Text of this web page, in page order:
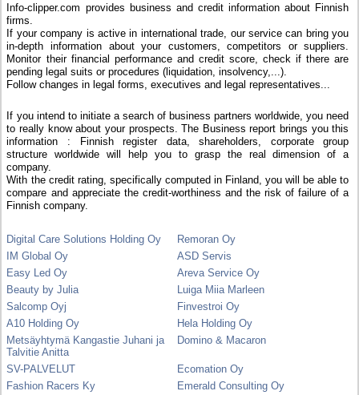
Info-clipper.com provides business and credit information about Finnish
firms.
If your company is active in international trade, our service can bring you
in-depth information about your customers, competitors or suppliers.
Monitor their financial performance and credit score, check if there are
pending legal suits or procedures (liquidation, insolvency,...).
Follow changes in legal forms, executives and legal representatives...
If you intend to initiate a search of business partners worldwide, you need
to really know about your prospects. The Business report brings you this
information : Finnish register data, shareholders, corporate group
structure worldwide will help you to grasp the real dimension of a
company.
With the credit rating, specifically computed in Finland, you will be able to
compare and appreciate the credit-worthiness and the risk of failure of a
Finnish company.
Digital Care Solutions Holding Oy
Remoran Oy
IM Global Oy
ASD Servis
Easy Led Oy
Areva Service Oy
Beauty by Julia
Luiga Miia Marleen
Salcomp Oyj
Finvestroi Oy
A10 Holding Oy
Hela Holding Oy
Metsäyhtymä Kangastie Juhani ja
Talvitie Anitta
Domino & Macaron
SV-PALVELUT
Ecomation Oy
Fashion Racers Ky
Emerald Consulting Oy